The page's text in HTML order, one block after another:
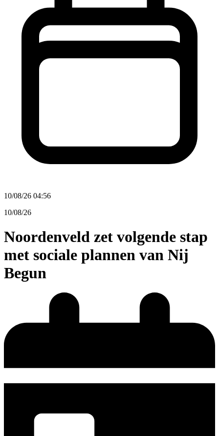
10/08/26 04:56
10/08/26
Noordenveld zet volgende stap
met sociale plannen van Nij
Begun